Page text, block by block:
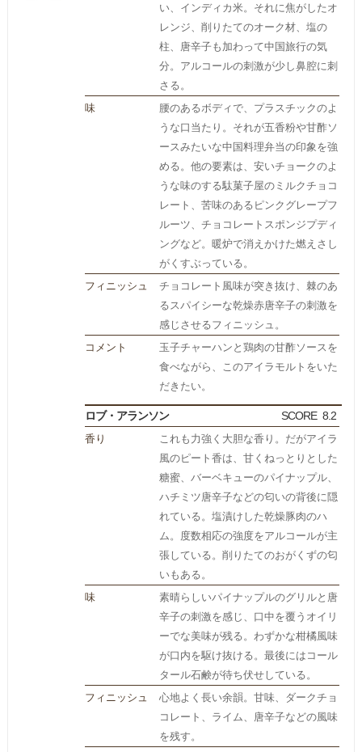
い、インディカ米。それに焦がしたオ
レンジ、削りたてのオーク材、塩の
柱、唐辛子も加わって中国旅行の気
分。アルコールの刺激が少し鼻腔に刺
さる。
味
腰のあるボディで、プラスチックのよ
うな口当たり。それが五香粉や甘酢ソ
ースみたいな中国料理弁当の印象を強
める。他の要素は、安いチョークのよ
うな味のする駄菓子屋のミルクチョコ
レート、苦味のあるピンクグレープフ
ルーツ、チョコレートスポンジプディ
ングなど。暖炉で消えかけた燃えさし
がくすぶっている。
フィニッシュ
チョコレート風味が突き抜け、棘のあ
るスパイシーな乾燥赤唐辛子の刺激を
感じさせるフィニッシュ。
コメント
玉子チャーハンと鶏肉の甘酢ソースを
食べながら、このアイラモルトをいた
だきたい。
ロブ・アランソン SCORE 8.2
香り
これも力強く大胆な香り。だがアイラ
風のピート香は、甘くねっとりとした
糖蜜、バーベキューのパイナップル、
ハチミツ唐辛子などの匂いの背後に隠
れている。塩漬けした乾燥豚肉のハ
ム。度数相応の強度をアルコールが主
張している。削りたてのおがくずの匂
いもある。
味
素晴らしいパイナップルのグリルと唐
辛子の刺激を感じ、口中を覆うオイリ
ーでな美味が残る。わずかな柑橘風味
が口内を駆け抜ける。最後にはコール
タール石鹸が待ち伏せしている。
フィニッシュ
心地よく長い余韻。甘味、ダークチョ
コレート、ライム、唐辛子などの風味
を残す。